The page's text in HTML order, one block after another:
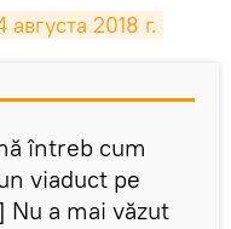
августа 2018 г.
întreb cum
viaduct pe
a mai văzut